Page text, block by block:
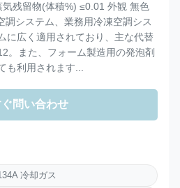
残留物(体積%) ≤0.01 外観 無色
調システム、業務用冷凍空調シス
に広く適用されており、主な代替
。また、フォーム製造用の発泡剤
も利用されます...
問い合わせ
冷却ガス